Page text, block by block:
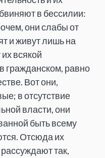
в бессилии:
они слабы от
и живут лишь на
всякой
гражданском, равно
Вот они,
в отсутствие
власти, они
быть всему
Отсюда их
так,